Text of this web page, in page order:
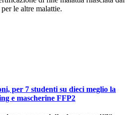
le altre malattie.
per 7 studenti su dieci meglio la
e mascherine FFP2